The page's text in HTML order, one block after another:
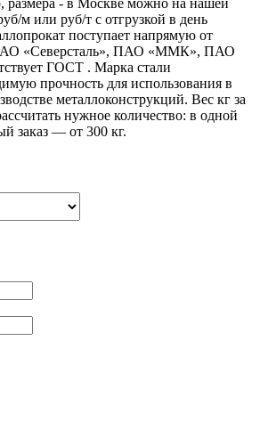
м или руб/т с отгрузкой в день
поступает напрямую от
«Северсталь», ПАО «ММК», ПАО
ГОСТ . Марка стали
прочность для использования в
металлоконструкций. Вес кг за
нужное количество: в одной
заказ — от 300 кг.